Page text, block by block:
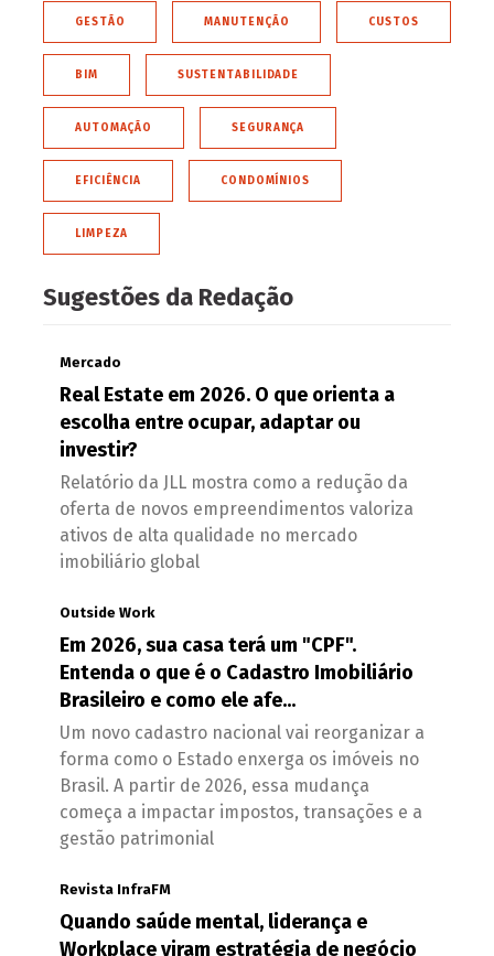
GESTÃO MANUTENÇÃO CUSTOS
BIM SUSTENTABILIDADE
AUTOMAÇÃO SEGURANÇA
EFICIÊNCIA CONDOMÍNIOS
LIMPEZA
Sugestões da Redação
Mercado
Real Estate em 2026. O que orienta a
escolha entre ocupar, adaptar ou
investir?
Relatório da JLL mostra como a redução da
oferta de novos empreendimentos valoriza
ativos de alta qualidade no mercado
imobiliário global
Outside Work
Em 2026, sua casa terá um "CPF".
Entenda o que é o Cadastro Imobiliário
Brasileiro e como ele afe...
Um novo cadastro nacional vai reorganizar a
forma como o Estado enxerga os imóveis no
Brasil. A partir de 2026, essa mudança
começa a impactar impostos, transações e a
gestão patrimonial
Revista InfraFM
Quando saúde mental, liderança e
Workplace viram estratégia de negócio